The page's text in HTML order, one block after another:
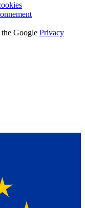
Google Privacy